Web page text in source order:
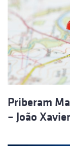
Priberam
– João Xavier